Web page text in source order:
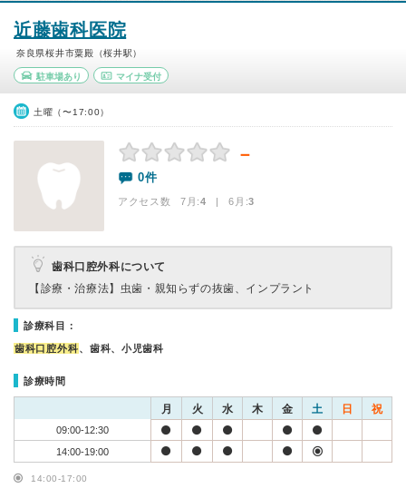
近藤歯科医院
奈良県桜井市粟殿（桜井駅）
駐車場あり マイナ受付
土曜（〜17:00）
－
0件
アクセス数 7月:4 | 6月:3
歯科口腔外科について
【診療・治療法】 虫歯・親知らずの抜歯、インプラント
診療科目：
歯科口腔外科、歯科、小児歯科
診療時間
月 火 水 木 金 土 日 祝
09:00-12:30
14:00-19:00
14:00-17:00